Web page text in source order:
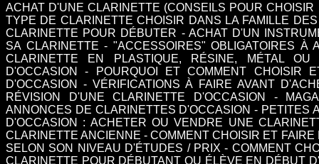
ACHAT D'UNE CLARINETTE (CONSEILS POUR
TYPE DE CLARINETTE CHOISIR DANS LA FAMILLE
CLARINETTE POUR DÉBUTER - ACHAT D'UN
SA CLARINETTE - "ACCESSOIRES" OBLIGATOIRES
CLARINETTE EN PLASTIQUE, RÉSINE, MÉTAL OU
D'OCCASION
-
POURQUOI ET COMMENT CHOISIR
D'OCCASION
- VÉRIFICATIONS À FAIRE AVANT
RÉVISION D'UNE CLARINETTE D'OCCASION
-
ANNONCES DE CLARINETTES D'OCCASION - PETITES
D'OCCASION : ACHETER OU VENDRE UNE
CLARINETTE ANCIENNE -COMMENT CHOISIR ET
SELON SON NIVEAU D'ÉTUDES / PRIX - COMMENT
CLARINETTE POUR DÉBUTANT OU ÉLÈVE EN DÉBUT